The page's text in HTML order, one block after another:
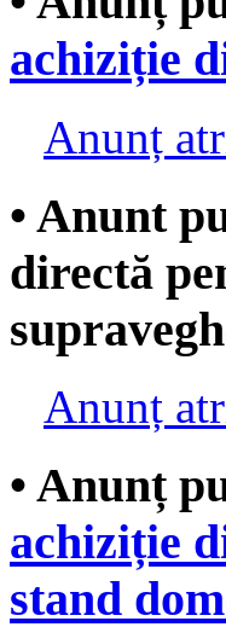
achiziție
Anunț
• Anunt
directă
Anunț
• Anunț
achiziție
stand